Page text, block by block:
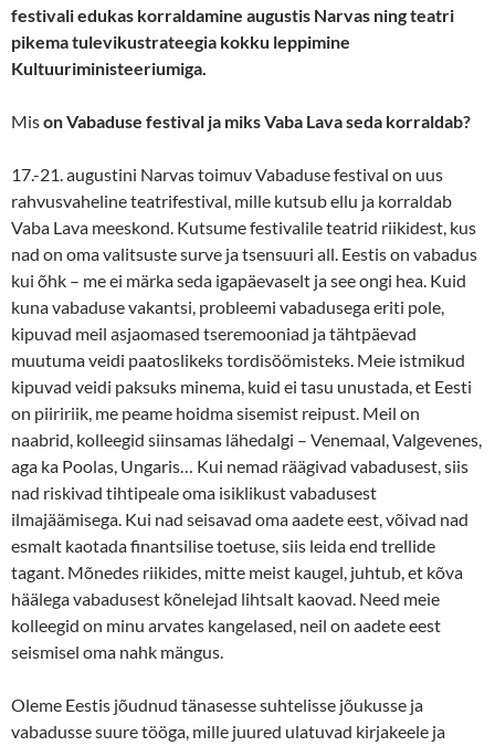
festivali edukas korraldamine augustis Narvas ning teatri
pikema tulevikustrateegia kokku leppimine
Kultuuriministeeriumiga.
Mison Vabaduse festival ja miks Vaba Lava seda korraldab?
17.-21. augustini Narvas toimuv Vabaduse festival on uus
rahvusvaheline teatrifestival, mille kutsub ellu ja korraldab
Vaba Lava meeskond. Kutsume festivalile teatrid riikidest, kus
nad on oma valitsuste surve ja tsensuuri all. Eestis on vabadus
kui õhk – me ei märka seda igapäevaselt ja see ongi hea. Kuid
kuna vabaduse vakantsi, probleemi vabadusega eriti pole,
kipuvad meil asjaomased tseremooniad ja tähtpäevad
muutuma veidi paatoslikeks tordisöömisteks. Meie istmikud
kipuvad veidi paksuks minema, kuid ei tasu unustada, et Eesti
on piiririik, me peame hoidma sisemist reipust. Meil on
naabrid, kolleegid siinsamas lähedalgi – Venemaal, Valgevenes,
aga ka Poolas, Ungaris… Kui nemad räägivad vabadusest, siis
nad riskivad tihtipeale oma isiklikust vabadusest
ilmajäämisega. Kui nad seisavad oma aadete eest, võivad nad
esmalt kaotada finantsilise toetuse, siis leida end trellide
tagant. Mõnedes riikides, mitte meist kaugel, juhtub, et kõva
häälega vabadusest kõnelejad lihtsalt kaovad. Need meie
kolleegid on minu arvates kangelased, neil on aadete eest
seismisel oma nahk mängus.
Oleme Eestis jõudnud tänasesse suhtelisse jõukusse ja
vabadusse suure tööga, mille juured ulatuvad kirjakeele ja